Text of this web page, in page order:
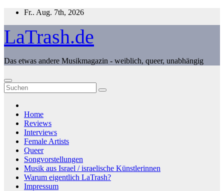
Zum
springen
Fr.. Aug. 7th, 2026
LaTrash.de
Das etwas andere Musikmagazin - weiblich, queer, unabhängig
Home
Reviews
Interviews
Female Artists
Queer
Songvorstellungen
Musik aus Israel / israelische Künstlerinnen
Warum eigentlich LaTrash?
Impressum